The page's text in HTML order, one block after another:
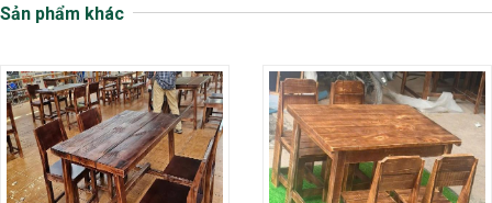
Sản phẩm khác